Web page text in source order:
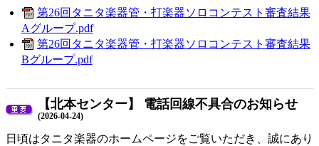
第26回タニタ楽器管・打楽器ソロコンテスト審査結果
Aグループ.pdf
第26回タニタ楽器管・打楽器ソロコンテスト審査結果
Bグループ.pdf
【北本センター】 電話回線不具合のお知らせ
(2026-04-24)
日頃はタニタ楽器のホームページをご覧いただき、誠にあり